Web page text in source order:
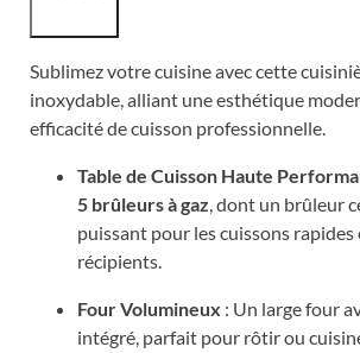
Sublimez votre cuisine avec cette
inoxydable, alliant une esthétique
efficacité de cuisson professionnelle.
Table de Cuisson Haute
5 brûleurs à gaz, dont un brûleur
puissant pour les cuissons rapides
récipients.
Four Volumineux : Un large four
intégré, parfait pour rôtir ou